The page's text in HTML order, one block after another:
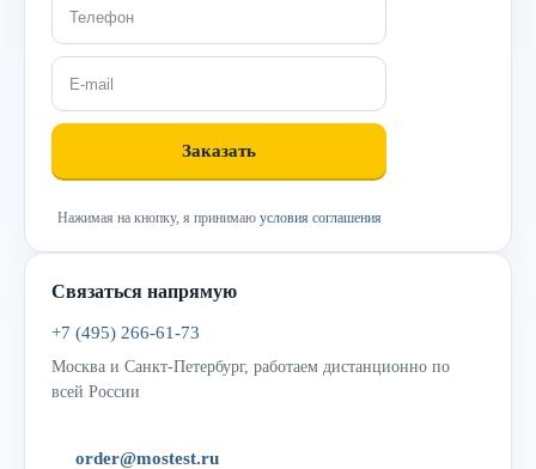
Нажимая на кнопку, я принимаю условия соглашения
Связаться напрямую
+7 (495) 266-61-73
Москва и Санкт-Петербург, работаем дистанционно по
всей России
order@mostest.ru